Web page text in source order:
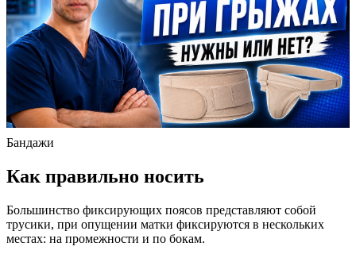
Бандажи
Как правильно носить
Большинство фиксирующих поясов представляют собой
трусики, при опущении матки фиксируются в нескольких
местах: на промежности и по бокам.